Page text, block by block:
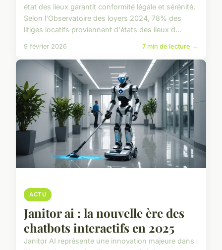
état des lieux garantit conformité légale et sérénité.
Selon l'Observatoire des loyers 2024, 78% des
litiges locatifs proviennent d'états des lieux d...
9 février 2026 7 min de lecture →
ACTU
Janitor ai : la nouvelle ère des
chatbots interactifs en 2025
Janitor AI représente une innovation majeure dans